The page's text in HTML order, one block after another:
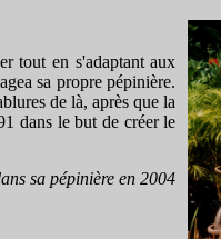
tout en s'adaptant aux
sa propre pépinière.
de là, après que la
dans le but de créer le
sa pépinière en 2004